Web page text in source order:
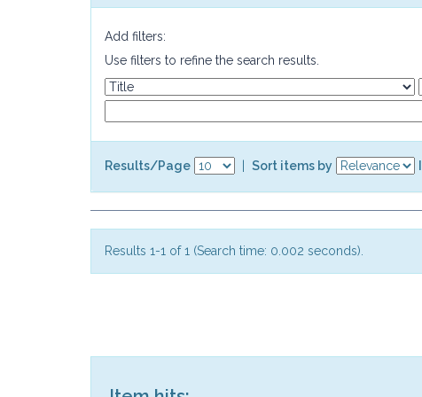
Add filters:
Use filters to refine the search results.
Results/Page Sort items by
Results 1-1 of 1 (Search time: 0.002 seconds).